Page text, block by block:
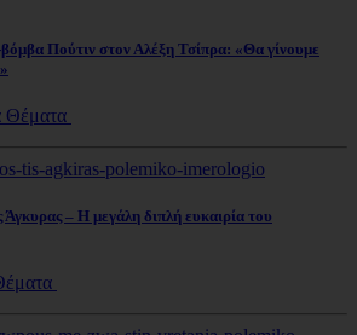
Πούτιν στον Αλέξη Τσίπρα: «Θα γίνουμε
Θέματα
Άγκυρας – Η μεγάλη διπλή ευκαιρία του